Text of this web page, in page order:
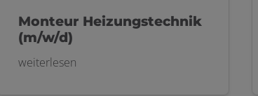
Monteur Heizungstechnik
(m/w/d)
weiterlesen